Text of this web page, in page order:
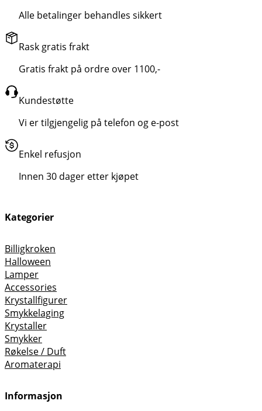
Alle betalinger behandles sikkert
Rask gratis frakt
Gratis frakt på ordre over 1100,-
Kundestøtte
Vi er tilgjengelig på telefon og e-post
Enkel refusjon
Innen 30 dager etter kjøpet
Kategorier
Billigkroken
Halloween
Lamper
Accessories
Krystallfigurer
Smykkelaging
Krystaller
Smykker
Røkelse / Duft
Aromaterapi
Informasjon